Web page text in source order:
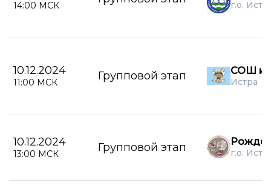
14:00 МСК г.о.
10.12.2024
11:00 МСК Групповой этап СОШ
Истра
10.12.2024
13:00 МСК Групповой этап г.о.